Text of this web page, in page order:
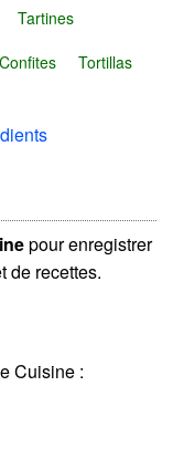
Tartines
Tortillas
pour enregistrer
de recettes.
Cuisine :